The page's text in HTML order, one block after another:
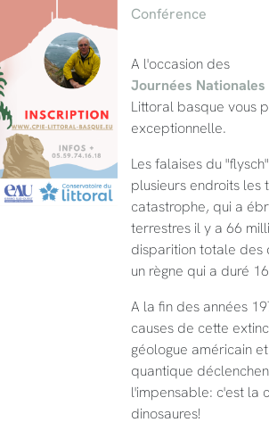
Conférence
A l'occasion des
Journées Nationales
Littoral basque vous
exceptionnelle.
Les falaises du
plusieurs endroits les
catastrophe, qui a
terrestres il y a 66
disparition totale des
un règne qui a duré
A la fin des années
causes de cette
géologue américain
quantique
l'impensable: c'est la
dinosaures!